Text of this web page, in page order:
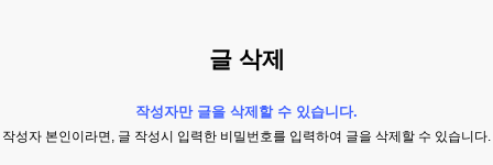
글 삭제
작성자만 글을 삭제할 수 있습니다.
작성자 본인이라면, 글 작성시 입력한 비밀번호를 입력하여 글을 삭제할 수 있습니다.